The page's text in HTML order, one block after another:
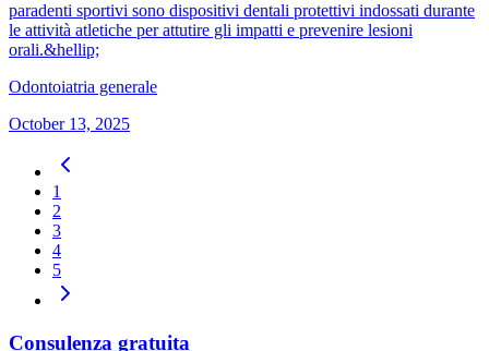
paradenti sportivi sono dispositivi dentali protettivi indossati durante
le attività atletiche per attutire gli impatti e prevenire lesioni
orali.&hellip;
Odontoiatria generale
October 13, 2025
1
2
3
4
5
Consulenza gratuita